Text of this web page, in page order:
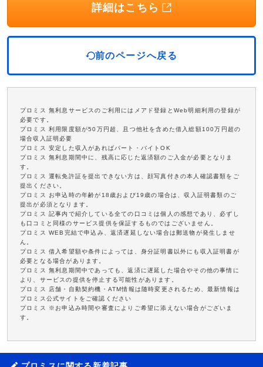
詳細はこちら
前のページへ戻る
プロミス 無利息サービスのご利用にはメアド登録とWeb明細利用の登録が
必要です。
プロミス 利用限度額が50万円超、且つ他社を含めた借入総額100万円超の
場合収入証明必要
プロミス 安定した収入があればパート・バイトOK
プロミス 無利息期間中に、残高に応じた返済額のご入金が必要となりま
す。
プロミス 運転免許証を提出できない方は、顔写真付きの本人確認書類をご
提出ください。
プロミス お申込時の年齢が18歳および19歳の場合は、収入証明書類のご
提出が必須となります。
プロミス 記事内で紹介している全ての口コミは個人の感想であり、必ずし
も口コミと同様のサービス提供を保証するものではございません。
プロミス WEB完結で申込み、返済遅延しない場合は郵送物が発生しませ
ん。
プロミス 借入希望額や条件によっては、身分証明書以外にも収入証明書が
必要となる場合があります。
プロミス 無利息期間中であっても、返済に遅延した場合やその他の事情に
より、サービスの提供を停止する可能性があります。
プロミス 店舗・自動契約機・ATM情報は随時変更されるため、最新情報は
プロミス公式サイトをご確認ください
プロミス ※お申込み時間や審査によりご希望に添えない場合がございま
す。